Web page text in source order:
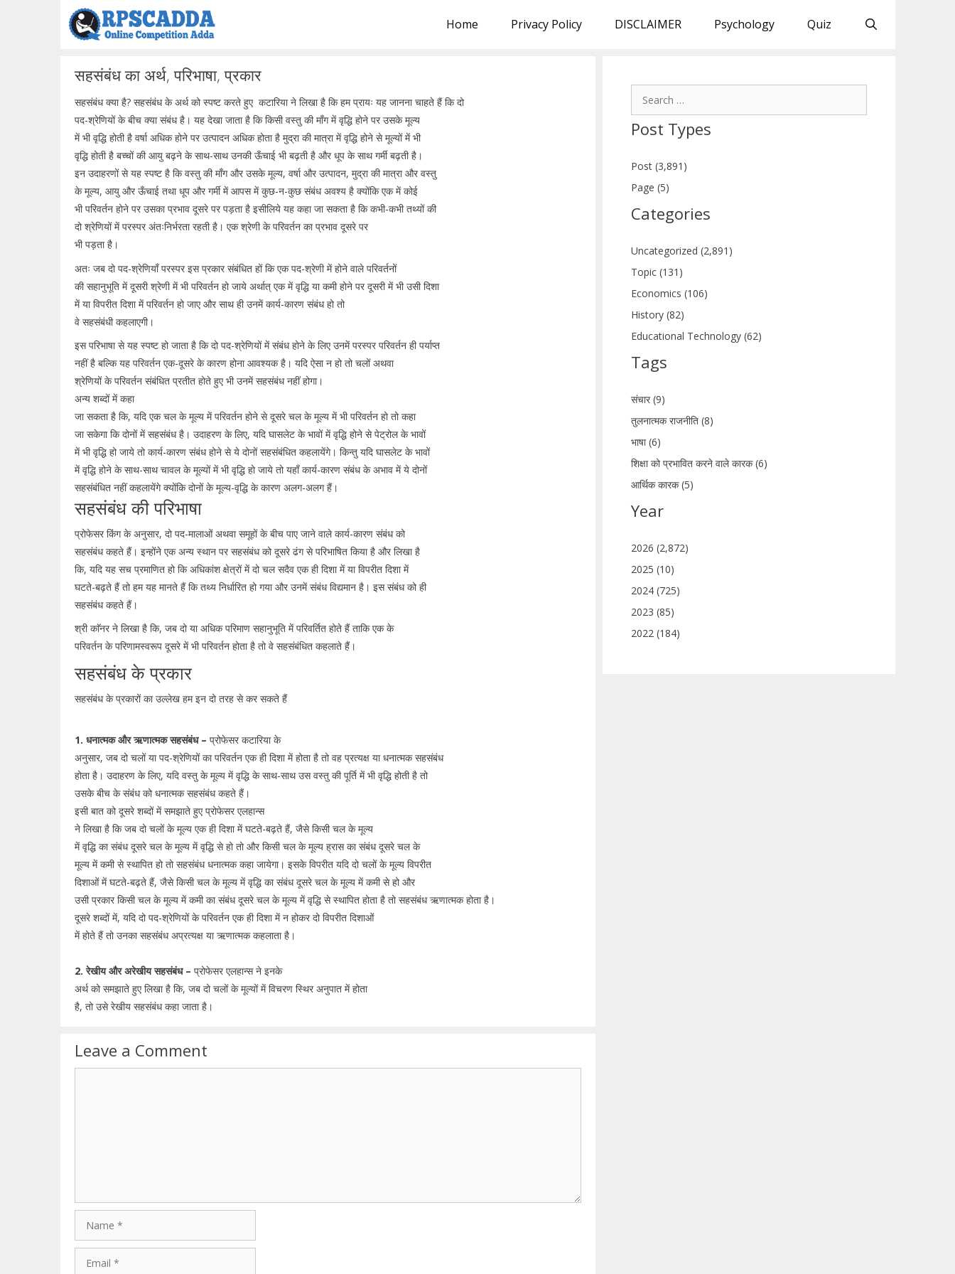
Home Privacy Policy DISCLAIMER Psychology Quiz
सहसंबंध का अर्थ, परिभाषा, प्रकार
सहसंबंध क्या है? सहसंबंध के अर्थ को स्पष्ट करते हुए कटारिया ने लिखा है कि हम प्रायः यह जानना चाहते हैं कि दो
पद-श्रेणियों के बीच क्या संबंध है। यह देखा जाता है कि किसी वस्तु की माँग में वृद्धि होने पर उसके मूल्य
में भी वृद्धि होती है वर्षा अधिक होने पर उत्पादन अधिक होता है मुद्रा की मात्रा में वृद्धि होने से मूल्यों में भी
वृद्धि होती है बच्चों की आयु बढ़ने के साथ-साथ उनकी ऊँचाई भी बढ़ती है और धूप के साथ गर्मी बढ़ती है।
इन उदाहरणों से यह स्पष्ट है कि वस्तु की माँग और उसके मूल्य, वर्षा और उत्पादन, मुद्रा की मात्रा और वस्तु
के मूल्य, आयु और ऊँचाई तथा धूप और गर्मी में आपस में कुछ-न-कुछ संबंध अवश्य है क्योंकि एक में कोई
भी परिवर्तन होने पर उसका प्रभाव दूसरे पर पड़ता है इसीलिये यह कहा जा सकता है कि कभी-कभी तथ्यों की
दो श्रेणियों में परस्पर अंतःनिर्भरता रहती है। एक श्रेणी के परिवर्तन का प्रभाव दूसरे पर
भी पड़ता है।
अतः जब दो पद-श्रेणियाँ परस्पर इस प्रकार संबंधित हों कि एक पद-श्रेणी में होने वाले परिवर्तनों
की सहानुभूति में दूसरी श्रेणी में भी परिवर्तन हो जाये अर्थात् एक में वृद्धि या कमी होने पर दूसरी में भी उसी दिशा
में या विपरीत दिशा में परिवर्तन हो जाए और साथ ही उनमें कार्य-कारण संबंध हो तो
वे सहसंबंधी कहलाएगी।
इस परिभाषा से यह स्पष्ट हो जाता है कि दो पद-श्रेणियों में संबंध होने के लिए उनमें परस्पर परिवर्तन ही पर्याप्त
नहीं है बल्कि यह परिवर्तन एक-दूसरे के कारण होना आवश्यक है। यदि ऐसा न हो तो चलों अथवा
श्रेणियों के परिवर्तन संबंधित प्रतीत होते हुए भी उनमें सहसंबंध नहीं होगा।
अन्य शब्दों में कहा
जा सकता है कि, यदि एक चल के मूल्य में परिवर्तन होने से दूसरे चल के मूल्य में भी परिवर्तन हो तो कहा
जा सकेगा कि दोनों में सहसंबंध है। उदाहरण के लिए, यदि घासलेट के भावों में वृद्धि होने से पेट्रोल के भावों
में भी वृद्धि हो जाये तो कार्य-कारण संबंध होने से ये दोनों सहसंबंधित कहलायेंगे। किन्तु यदि घासलेट के भावों
में वृद्धि होने के साथ-साथ चावल के मूल्यों में भी वृद्धि हो जाये तो यहाँ कार्य-कारण संबंध के अभाव में ये दोनों
सहसंबंधित नहीं कहलायेंगे क्योंकि दोनों के मूल्य-वृद्धि के कारण अलग-अलग हैं।
सहसंबंध की परिभाषा
प्रोफेसर किंग के अनुसार, दो पद-मालाओं अथवा समूहों के बीच पाए जाने वाले कार्य-कारण संबंध को
सहसंबंध कहते हैं। इन्होंने एक अन्य स्थान पर सहसंबंध को दूसरे ढंग से परिभाषित किया है और लिखा है
कि, यदि यह सच प्रमाणित हो कि अधिकांश क्षेत्रों में दो चल सदैव एक ही दिशा में या विपरीत दिशा में
घटते-बढ़ते हैं तो हम यह मानते हैं कि तथ्य निर्धारित हो गया और उनमें संबंध विद्यमान है। इस संबंध को ही
सहसंबंध कहते हैं।
श्री काॅनर ने लिखा है कि, जब दो या अधिक परिमाण सहानुभूति में परिवर्तित होते हैं ताकि एक के
परिवर्तन के परिणामस्वरूप दूसरे में भी परिवर्तन होता है तो वे सहसंबंधित कहलाते हैं।
सहसंबंध के प्रकार
सहसंबंध के प्रकारों का उल्लेख हम इन दो तरह से कर सकते हैं
1. धनात्मक और ऋणात्मक सहसंबंध – प्रोफेसर कटारिया के
अनुसार, जब दो चलों या पद-श्रेणियों का परिवर्तन एक ही दिशा में होता है तो वह प्रत्यक्ष या धनात्मक सहसंबंध
होता है। उदाहरण के लिए, यदि वस्तु के मूल्य में वृद्धि के साथ-साथ उस वस्तु की पूर्ति में भी वृद्धि होती है तो
उसके बीच के संबंध को धनात्मक सहसंबंध कहते हैं।
इसी बात को दूसरे शब्दों में समझाते हुए प्रोफेसर एलहान्स
ने लिखा है कि जब दो चलों के मूल्य एक ही दिशा में घटते-बढ़ते हैं, जैसे किसी चल के मूल्य
में वृद्धि का संबंध दूसरे चल के मूल्य में वृद्धि से हो तो और किसी चल के मूल्य ह्रास का संबंध दूसरे चल के
मूल्य में कमी से स्थापित हो तो सहसंबंध धनात्मक कहा जायेगा। इसके विपरीत यदि दो चलों के मूल्य विपरीत
दिशाओं में घटते-बढ़ते हैं, जैसे किसी चल के मूल्य में वृद्धि का संबंध दूसरे चल के मूल्य में कमी से हो और
उसी प्रकार किसी चल के मूल्य में कमी का संबंध दूसरे चल के मूल्य में वृद्धि से स्थापित होता है तो सहसंबंध ऋणात्मक होता है।
दूसरे शब्दों में, यदि दो पद-श्रेणियों के परिवर्तन एक ही दिशा में न होकर दो विपरीत दिशाओं
में होते हैं तो उनका सहसंबंध अप्रत्यक्ष या ऋणात्मक कहलाता है।
2. रेखीय और अरेखीय सहसंबंध – प्रोफेसर एलहान्स ने इनके
अर्थ को समझाते हुए लिखा है कि, जब दो चलों के मूल्यों में विचरण स्थिर अनुपात में होता
है, तो उसे रेखीय सहसंबंध कहा जाता है।
Leave a Comment
Post Types
Post (3,891)
Page (5)
Categories
Uncategorized (2,891)
Topic (131)
Economics (106)
History (82)
Educational Technology (62)
Tags
संचार (9)
तुलनात्मक राजनीति (8)
भाषा (6)
शिक्षा को प्रभावित करने वाले कारक (6)
आर्थिक कारक (5)
Year
2026 (2,872)
2025 (10)
2024 (725)
2023 (85)
2022 (184)